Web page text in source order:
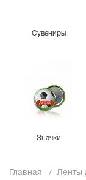
Сувениры
Значки
Главная Ленты